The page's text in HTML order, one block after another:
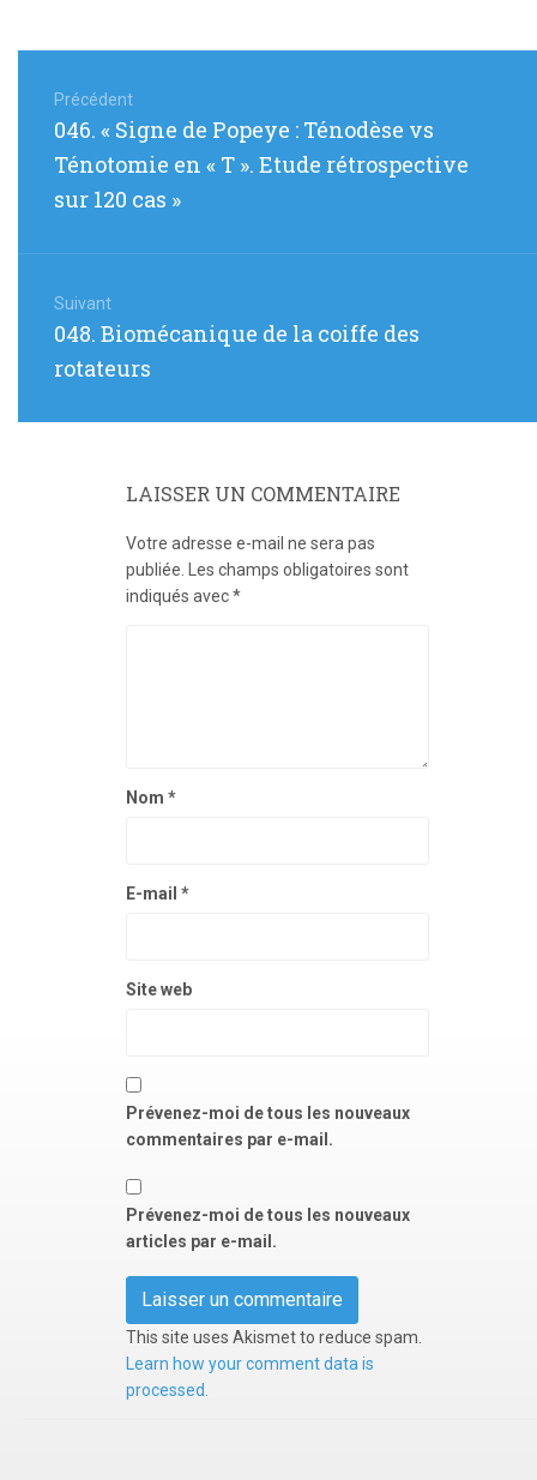
de
l’article
Précédent
Article
046. « Signe de Popeye : Ténodèse vs
Ténotomie en « T ». Etude rétrospective
sur 120 cas »
Suivant
Article
:
048. Biomécanique de la coiffe des
rotateurs
LAISSER UN COMMENTAIRE
Votre adresse e-mail ne sera pas
publiée.
Les champs obligatoires sont
indiqués avec*
Nom *
E-mail *
Site web
Prévenez-moi de tous les nouveaux
commentaires par e-mail.
Prévenez-moi de tous les nouveaux
articles par e-mail.
This site uses Akismet to reduce spam.
Learn how your comment data is
processed.